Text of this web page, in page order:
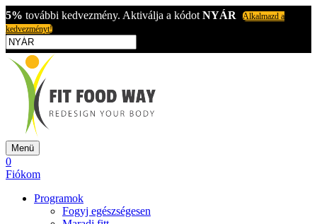
5% további kedvezmény. Aktiválja a kódot NYÁR
Alkalmazd a
kedvezményt!
Menü
0
Fiókom
Programok
Fogyj egészségesen